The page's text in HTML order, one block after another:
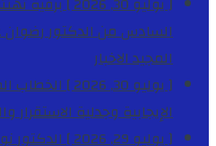
السادس من الدكتور
المجيدالاخبار
[ يوليو 30, 2026 ]
الخطاب
الإيجابية وجدلية الاستقرار
[ يوليو 29, 2026 ]